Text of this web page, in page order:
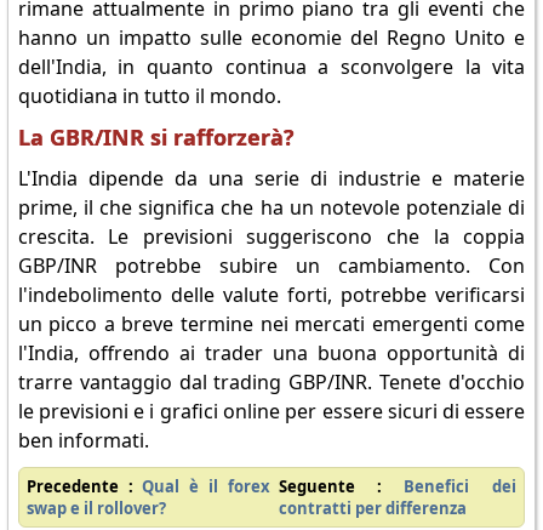
rimane attualmente in primo piano tra gli eventi che
hanno un impatto sulle economie del Regno Unito e
dell'India, in quanto continua a sconvolgere la vita
quotidiana in tutto il mondo.
La GBR/INR si rafforzerà?
L'India dipende da una serie di industrie e materie
prime, il che significa che ha un notevole potenziale di
crescita. Le previsioni suggeriscono che la coppia
GBP/INR potrebbe subire un cambiamento. Con
l'indebolimento delle valute forti, potrebbe verificarsi
un picco a breve termine nei mercati emergenti come
l'India, offrendo ai trader una buona opportunità di
trarre vantaggio dal trading GBP/INR. Tenete d'occhio
le previsioni e i grafici online per essere sicuri di essere
ben informati.
Precedente :Qual è il forex
swap e il rollover?
Seguente : Benefici dei
contratti per differenza